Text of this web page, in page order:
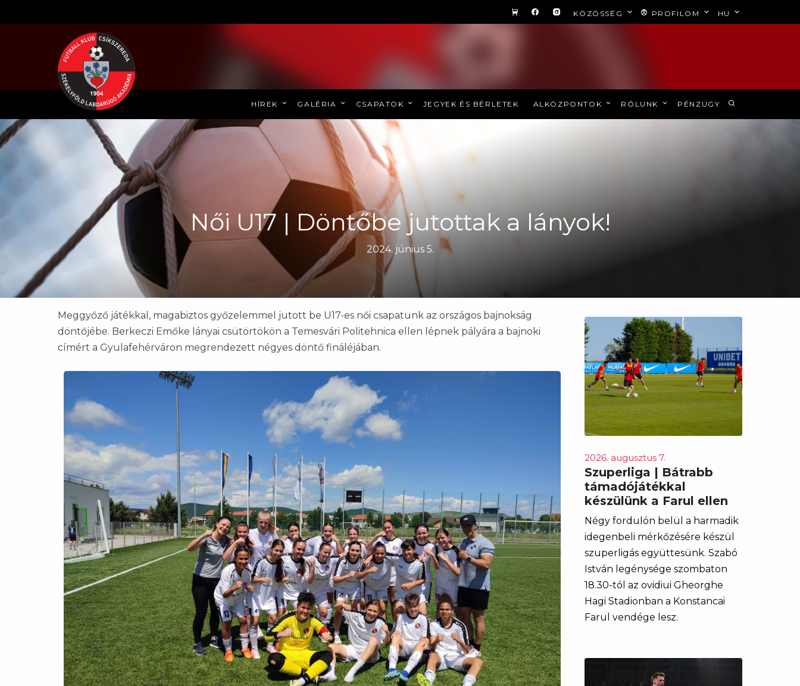
KÖZÖSSÉG PROFILOM HU
HÍREK GALÉRIA CSAPATOK JEGYEK ÉS BÉRLETEK ALKÖZPONTOK RÓLUNK PÉNZÜGY
Női U17 | Döntőbe jutottak a lányok!
2024. június 5.
Meggyőző játékkal, magabiztos győzelemmel jutott be U17-es női csapatunk az országos bajnokság
döntőjébe. Berkeczi Emőke lányai csütörtökön a Temesvári Politehnica ellen lépnek pályára a bajnoki
címért a Gyulafehérváron megrendezett négyes döntő fináléjában.
2026. augusztus 7.
Szuperliga | Bátrabb
támadójátékkal
készülünk a Farul ellen
Négy fordulón belül a harmadik
idegenbeli mérkőzésére készül
szuperligás együttesünk. Szabó
István legénysége szombaton
18.30-tól az ovidiui Gheorghe
Hagi Stadionban a Konstancai
Farul vendége lesz.